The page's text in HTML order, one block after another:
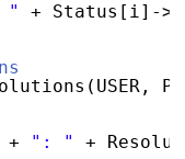
"
+ Status[i]-
+
": "
+